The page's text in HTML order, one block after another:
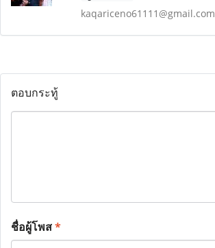
kaqariceno61111@gmail.com
ตอบกระทู้
ชื่อผู้โพส*